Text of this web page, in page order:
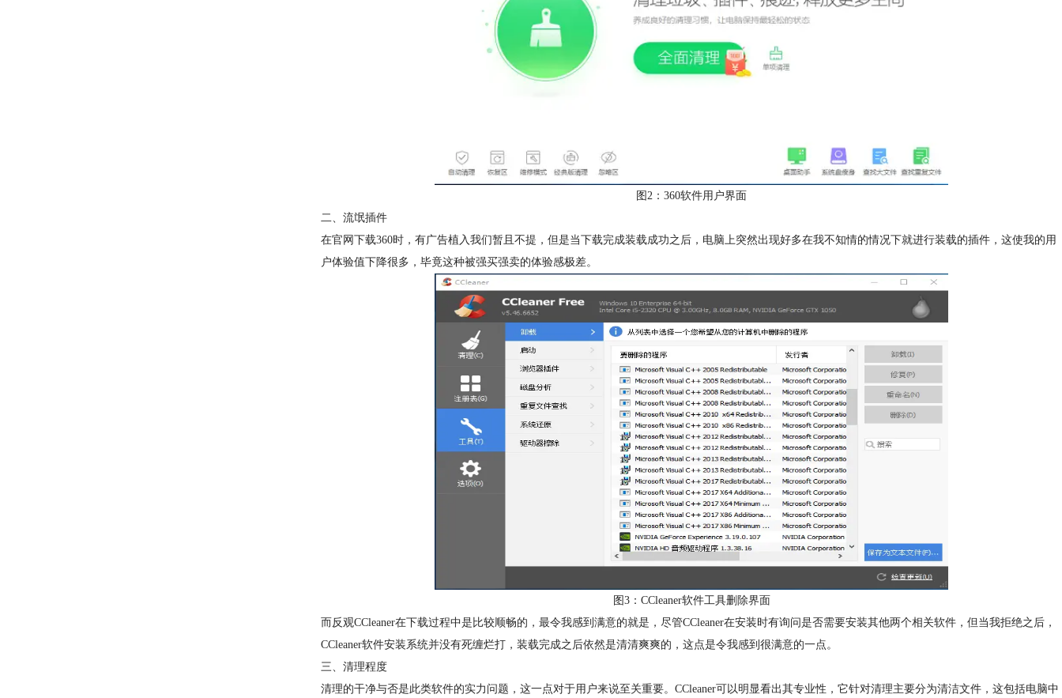
图2：360软件用户界面
二、流氓插件
在官网下载360时，有广告植入我们暂且不提，但是当下载完成装载成功之后，电脑上突然出现好多在我不知情的情况下就进行装载的插件，这使我的用
户体验值下降很多，毕竟这种被强买强卖的体验感极差。
图3：CCleaner软件工具删除界面
而反观CCleaner在下载过程中是比较顺畅的，最令我感到满意的就是，尽管CCleaner在安装时有询问是否需要安装其他两个相关软件，但当我拒绝之后，
CCleaner软件安装系统并没有死缠烂打，装载完成之后依然是清清爽爽的，这点是令我感到很满意的一点。
三、清理程度
清理的干净与否是此类软件的实力问题，这一点对于用户来说至关重要。CCleaner可以明显看出其专业性，它针对清理主要分为清洁文件，这包括电脑中